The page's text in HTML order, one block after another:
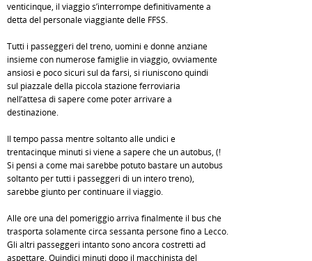
venticinque, il viaggio s’interrompe definitivamente a
detta del personale viaggiante delle FFSS.
Tutti i passeggeri del treno, uomini e donne anziane
insieme con numerose famiglie in viaggio, ovviamente
ansiosi e poco sicuri sul da farsi, si riuniscono quindi
sul piazzale della piccola stazione ferroviaria
nell’attesa di sapere come poter arrivare a
destinazione.
Il tempo passa mentre soltanto alle undici e
trentacinque minuti si viene a sapere che un autobus, (!
Si pensi a come mai sarebbe potuto bastare un autobus
soltanto per tutti i passeggeri di un intero treno),
sarebbe giunto per continuare il viaggio.
Alle ore una del pomeriggio arriva finalmente il bus che
trasporta solamente circa sessanta persone fino a Lecco.
Gli altri passeggeri intanto sono ancora costretti ad
aspettare. Quindici minuti dopo il macchinista del